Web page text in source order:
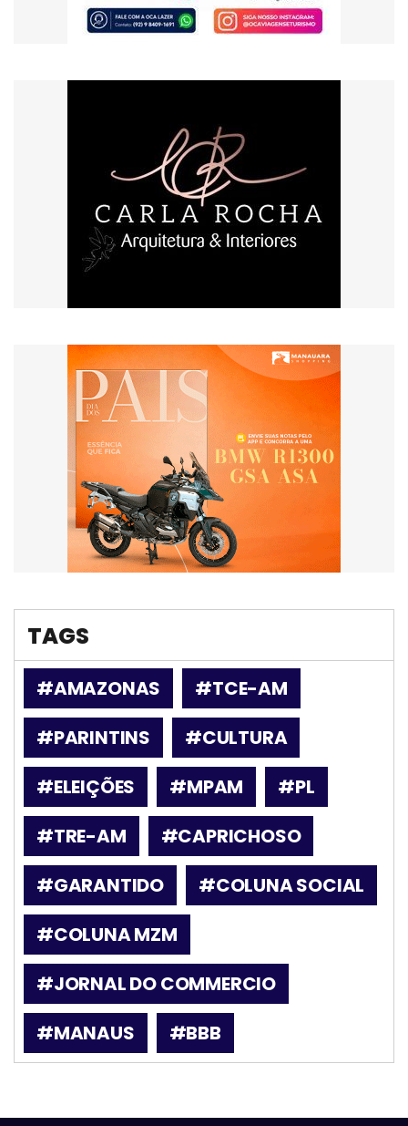
TAGS
#AMAZONAS
#TCE-AM
#PARINTINS
#CULTURA
#ELEIÇÕES
#MPAM
#PL
#TRE-AM
#CAPRICHOSO
#GARANTIDO
#COLUNA SOCIAL
#COLUNA MZM
#JORNAL DO COMMERCIO
#MANAUS
#BBB